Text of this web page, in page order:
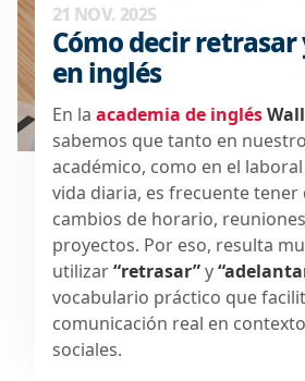
21 NOV. 2025
Cómo decir
en inglés
En la academia de inglés
sabemos que tanto en
académico, como en el
vida diaria, es frecuente tener
cambios de horario,
proyectos. Por eso, resulta
utilizar“retrasar”y
vocabulario práctico que
comunicación real en
sociales.